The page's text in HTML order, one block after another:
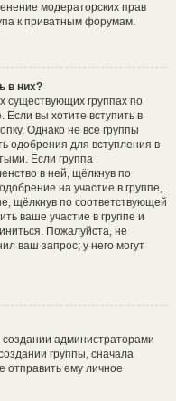
модераторских прав
к приватным форумам.
в них?
существующих группах по
вы хотите вступить в
Однако не все группы
одобрения для вступления в
Если группа
в ней, щёлкнув по
на участие в группе,
щёлкнув по соответствующей
ваше участие в группе и
Пожалуйста, не
ваш запрос; у него могут
администраторами
группы, сначала
отправить ему личное